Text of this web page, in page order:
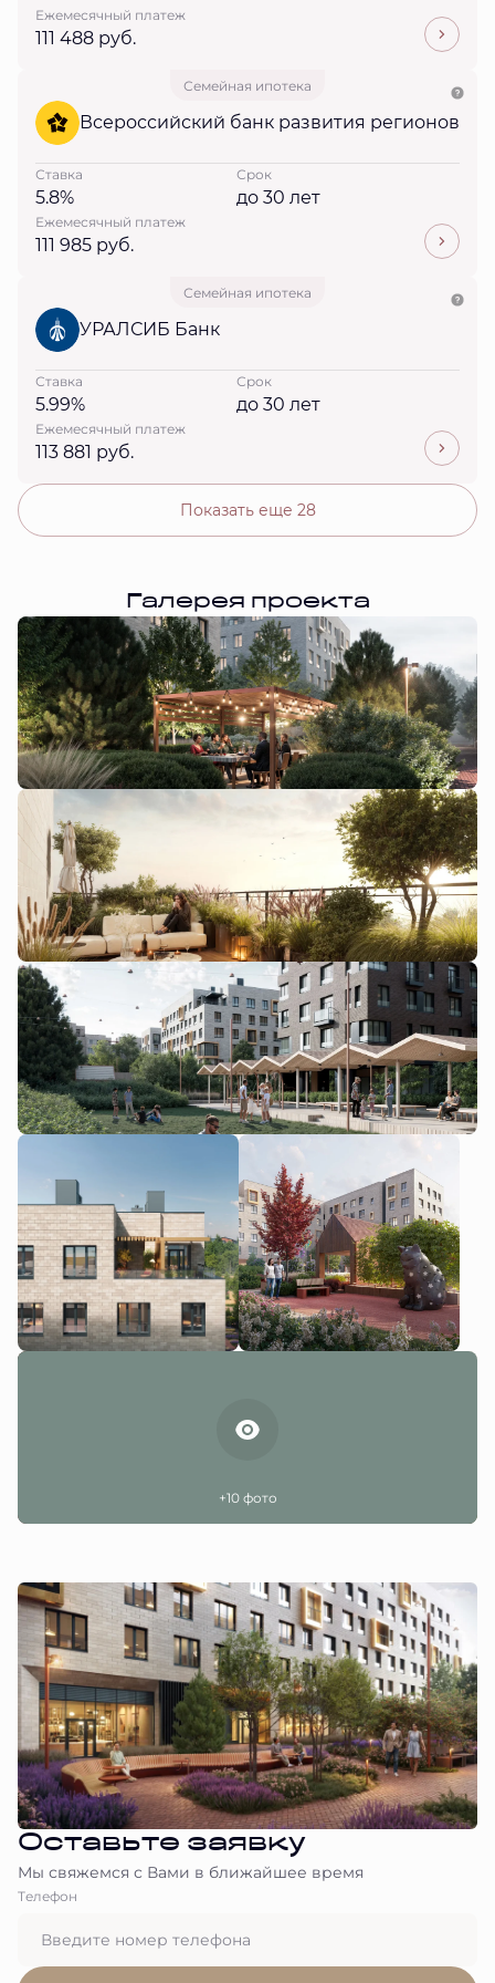
Ежемесячный платеж
111 488 руб.
Семейная ипотека
Всероссийский банк развития регионов
Ставка
5.8%
Срок
до 30 лет
Ежемесячный платеж
111 985 руб.
Семейная ипотека
УРАЛСИБ Банк
Ставка
5.99%
Срок
до 30 лет
Ежемесячный платеж
113 881 руб.
Показать еще 28
Галерея проекта
+10 фото
Оставьте заявку
Мы свяжемся с Вами в ближайшее время
Tелефон